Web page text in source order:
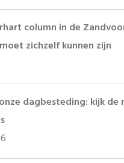
column in de
zichzelf kunnen zijn
dagbesteding: kijk de